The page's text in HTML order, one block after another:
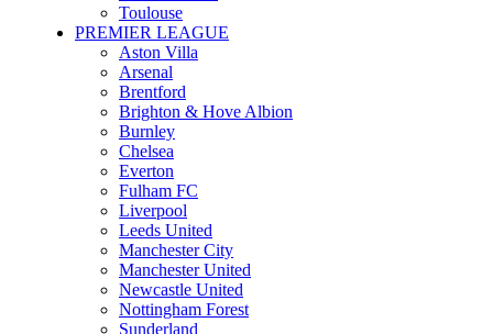
Toulouse
PREMIER LEAGUE
Aston Villa
Arsenal
Brentford
Brighton & Hove Albion
Burnley
Chelsea
Everton
Fulham FC
Liverpool
Leeds United
Manchester City
Manchester United
Newcastle United
Nottingham Forest
Sunderland